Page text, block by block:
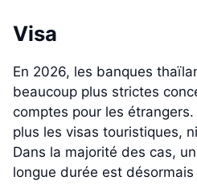
Visa
En 2026, les banques
beaucoup plus strictes
comptes pour les
plus les visas touristiques,
Dans la majorité des cas,
longue durée est